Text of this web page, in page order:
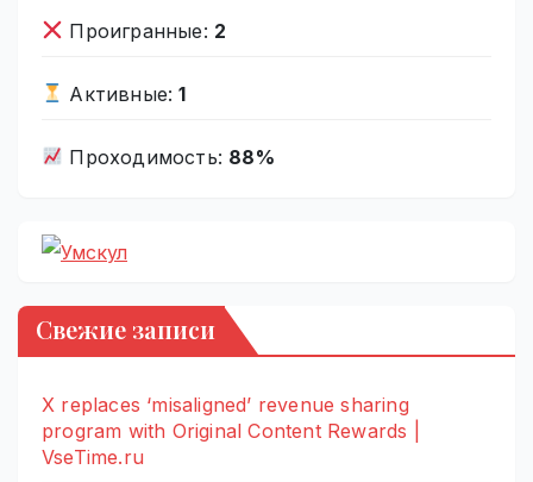
Проигранные: 2
Активные:1
Проходимость: 88%
Свежие записи
X replaces ‘misaligned’ revenue sharing
program with Original Content Rewards |
VseTime.ru